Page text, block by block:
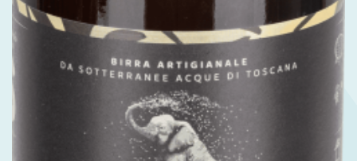
Cosmesi